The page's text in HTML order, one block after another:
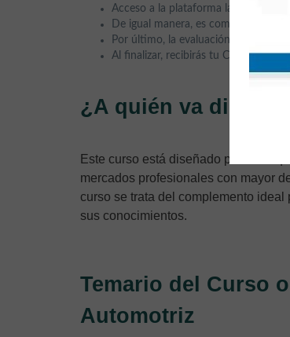
Acceso a la plataforma las 24 horas
De igual manera, es compatible
Por último, la evaluación se realiza
Al finalizar, recibirás tu Certificación
¿A quién va
Este curso está diseñado para
mercados profesionales con mayor
curso se trata del complemento
sus conocimientos.
Temario del Curso
Automotriz